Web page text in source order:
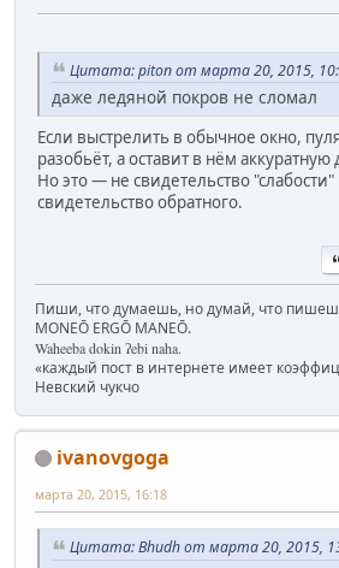
Цитата: piton от марта 20, 2015,
даже ледяной покров не сломал
Если выстрелить в обычное окно,
разобьёт, а оставит в нём аккуратную
Но это — не свидетельство
свидетельство обратного.
Пиши, что думаешь, но думай, что
MONEŌ ERGŌ MANEŌ.
Waheeba dokin ʔebi naha.
«каждый пост в интернете имеет
Невский чукчо
ivanovgoga
марта 20, 2015, 16:18
Цитата: Bhudh от марта 20, 2015,